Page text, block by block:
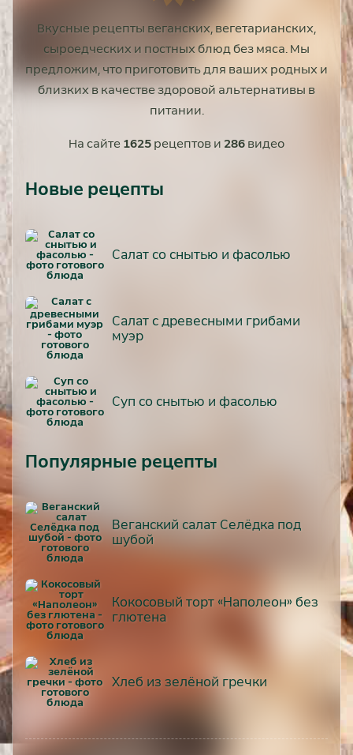
Вкусные рецепты веганских, вегетарианских,
сыроедческих и постных блюд без мяса. Мы
предложим, что приготовить для ваших родных и
близких в качестве здоровой альтернативы в
питании.
На сайте 1625 рецептов и 286 видео
Новые рецепты
Салат со снытью и фасолью
Салат с древесными грибами
муэр
Суп со снытью и фасолью
Популярные рецепты
Веганский салат Селёдка под
шубой
Кокосовый торт «Наполеон» без
глютена
Хлеб из зелёной гречки